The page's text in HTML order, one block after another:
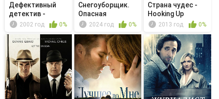
Дефективный
детектив -
Мистер Монк и ...
2002 год 0%
Снегоуборщик.
Опасная
дистанция
2024 год 0%
Страна чудес -
Hooking Up
2013 год 0%